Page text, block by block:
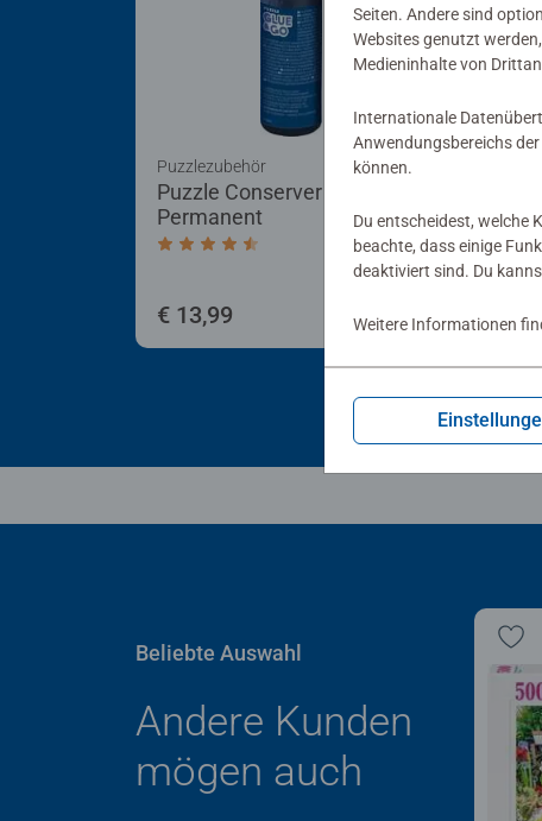
Puzzle Conserver
Permanent
Durchschnittliche Bewertung 4,4 von 5
Puzzlezubehör
€ 13,99 €
Beliebte Auswahl
Andere Kunden
mögen auch
Seiten. Andere sind
Websites genutzt
Medieninhalte von
Internationale
Anwendungsbereichs
können.
Du entscheidest, welche
beachte, dass einige
deaktiviert sind. Du
Weitere Informationen